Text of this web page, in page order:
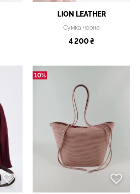
LION LEATHER
Сумка чорна
4 200 ₴
10%